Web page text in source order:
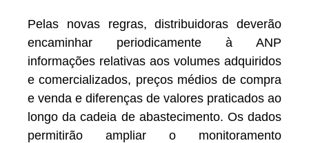
Pelas novas regras, distribuidoras deverão
encaminhar periodicamente à ANP
informações relativas aos volumes adquiridos
e comercializados, preços médios de compra
e venda e diferenças de valores praticados ao
longo da cadeia de abastecimento. Os dados
permitirão ampliar o monitoramento